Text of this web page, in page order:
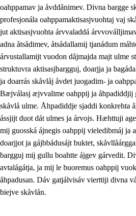
oahppamav ja åvddånimev. Divna bargge
profesjonála oahppamaktisasjvuohtaj vaj
jut aktisasjvuohta árvvaladdá
adna åtsådimev, åtsådallamij tjanádum
árvustallamijt vuodon dåjmajda majt ulme
struktuvra aktisasjbargguj, doarjja ja
ja doarrás skåvlåj åvdet juogadim- ja
Bæjválasj æjvvalime oahppij ja åhpadiddjij
skåvlå ulme. Åhpadiddje sjaddi konkrehta
ássjijt duot dát ulmes ja árvojs. Hæhttuji
mij guosská ájnegis oahppij vieledibmáj ja
doarjjot ja gájbbádusájt buktet,
bargguj mij gullu boahtte ájgev gárvedit.
avtalágátja, ja mij le buoremus oahppij
åhpadusan. Dáv gatjálvisáv vierttiji divna
biejve skåvlån.